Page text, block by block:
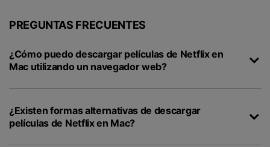
PREGUNTAS FRECUENTES
¿Cómo puedo descargar películas de Netflix en
Mac utilizando un navegador web?
¿Existen formas alternativas de descargar
películas de Netflix en Mac?